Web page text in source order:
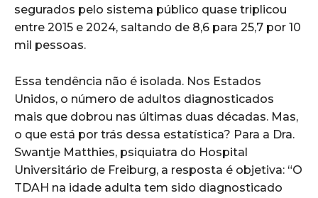
segurados pelo sistema público quase triplicou
entre 2015 e 2024, saltando de 8,6 para 25,7 por 10
mil pessoas.
Essa tendência não é isolada. Nos Estados
Unidos, o número de adultos diagnosticados
mais que dobrou nas últimas duas décadas. Mas,
o que está por trás dessa estatística? Para a Dra.
Swantje Matthies, psiquiatra do Hospital
Universitário de Freiburg, a resposta é objetiva: “O
TDAH na idade adulta tem sido diagnosticado